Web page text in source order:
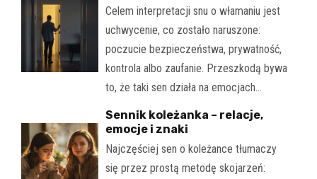
Celem interpretacji snu o włamaniu jest
uchwycenie, co zostało naruszone:
poczucie bezpieczeństwa, prywatność,
kontrola albo zaufanie. Przeszkodą bywa
to, że taki sen działa na emocjach…
Sennik koleżanka – relacje,
emocje i znaki
Najczęściej sen o koleżance tłumaczy
się przez prostą metodę skojarzeń: